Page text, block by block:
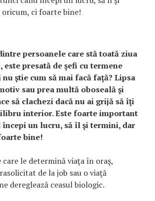
ci foarte bine!
persoanele care stă toată ziua
este presată de şefi cu termene
ştie cum să mai facă faţă? Lipsa
sau prea multă oboseală şi
să clachezi dacă nu ai grijă să îţi
interior. Este foarte important
începi un lucru, să îl şi termini, dar
bine!
le determină viaţa în oraş,
de la job sau o viaţă
dereglează ceasul biologic.